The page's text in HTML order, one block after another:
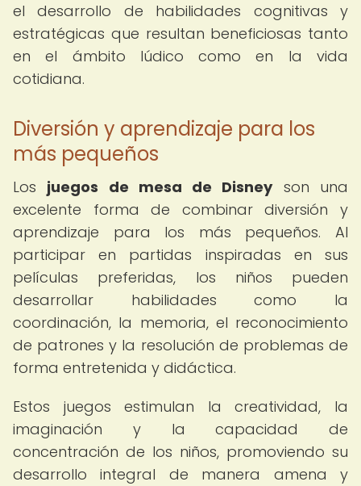
el desarrollo de habilidades cognitivas y
estratégicas que resultan beneficiosas tanto
en el ámbito lúdico como en la vida
cotidiana.
Diversión y aprendizaje para los
más pequeños
Los juegos de mesa de Disneyson una
excelente forma de combinar diversión y
aprendizaje para los más pequeños. Al
participar en partidas inspiradas en sus
películas preferidas, los niños pueden
desarrollar habilidades como la
coordinación, la memoria, el reconocimiento
de patrones y la resolución de problemas de
forma entretenida y didáctica.
Estos juegos estimulan la creatividad, la
imaginación y la capacidad de
concentración de los niños, promoviendo su
desarrollo integral de manera amena y